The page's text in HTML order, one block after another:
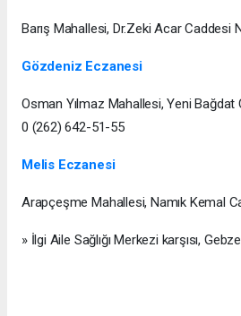
Barış Mahallesi, Dr.Zeki Acar
Gözdeniz Eczanesi
Osman Yılmaz Mahallesi, Yeni
0 (262) 642-51-55
Melis Eczanesi
Arapçeşme Mahallesi, Namık Kemal
» İlgi Aile Sağlığı Merkezi karşısı,